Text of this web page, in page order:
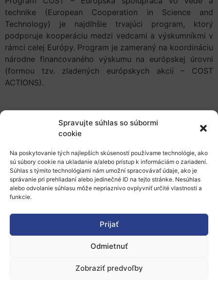
Spravujte súhlas so súbormi
cookie
Na poskytovanie tých najlepších skúseností používame technológie, ako
sú súbory cookie na ukladanie a/alebo prístup k informáciám o zariadení.
Súhlas s týmito technológiami nám umožní spracovávať údaje, ako je
správanie pri prehliadaní alebo jedinečné ID na tejto stránke. Nesúhlas
alebo odvolanie súhlasu môže nepriaznivo ovplyvniť určité vlastnosti a
funkcie.
Prijať
Odmietnuť
Zobraziť predvoľby
technike (European Cooperation in Science and
Technology) je najdlhšie trvajúci program, ktorý
podporuje kooperáciu medzi vedcami a výskumníkmi v
rámci celej Európy. Program je zameraný na koordináciu
národne financovaného výskumu na európskej úrovni
(formou tzv. zladených európskych akcií – COST
ACTIONS).
Štúdiu si môžete voľne stiahnuťtu.
Viac informácií:
Oficiálne stránky COST
O nás
Naše služby